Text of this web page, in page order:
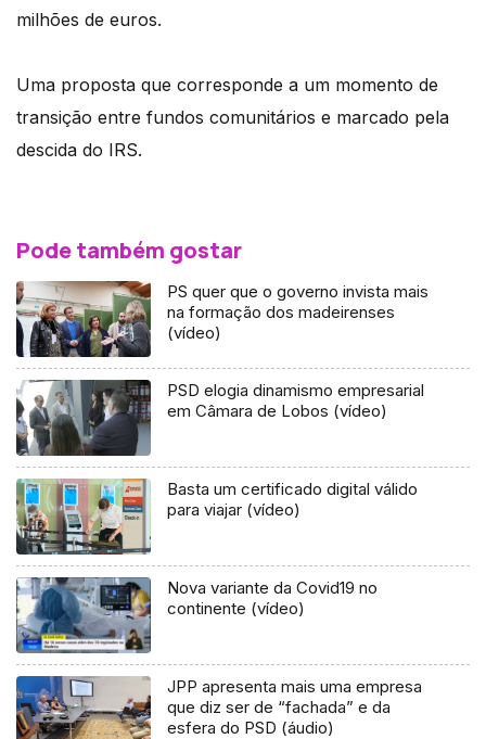
milhões de euros.
Uma proposta que corresponde a um momento de
transição entre fundos comunitários e marcado pela
descida do IRS.
Pode também gostar
PS quer que o governo invista mais
na formação dos madeirenses
(vídeo)
PSD elogia dinamismo empresarial
em Câmara de Lobos (vídeo)
Basta um certificado digital válido
para viajar (vídeo)
Nova variante da Covid19 no
continente (vídeo)
JPP apresenta mais uma empresa
que diz ser de “fachada” e da
esfera do PSD (áudio)